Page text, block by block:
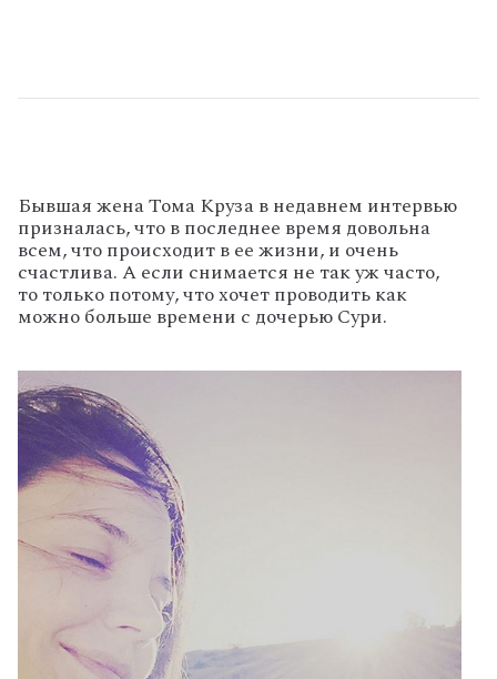
Бывшая жена Тома Круза в недавнем интервью
призналась, что в последнее время довольна
всем, что происходит в ее жизни, и очень
счастлива. А если снимается не так уж часто,
то только потому, что хочет проводить как
можно больше времени с дочерью Сури.